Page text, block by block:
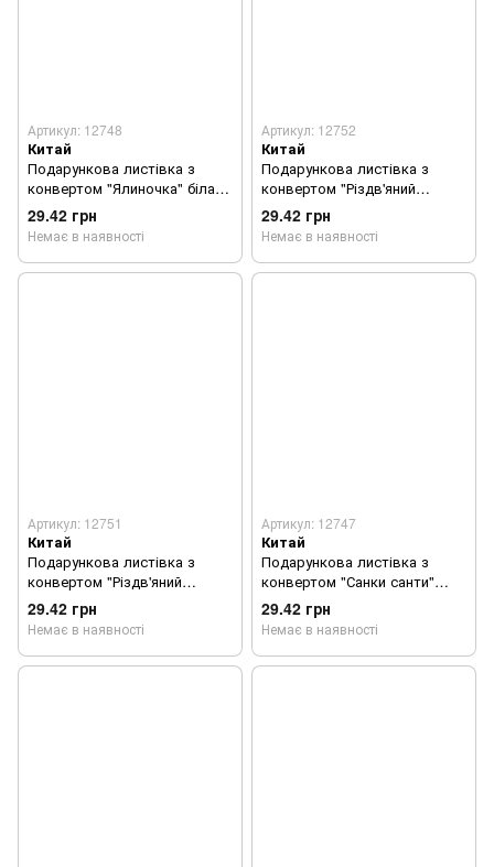
Артикул: 12748
Китай
Подарункова листівка з
конвертом "Ялиночка" біла з
3D аплікацією та глітером 1
шт.
29.42 грн
Немає в наявності
Артикул: 12752
Китай
Подарункова листівка з
конвертом "Різдв'яний
віночок" червона з 3D
аплікацією та глітером 1 шт.
29.42 грн
Немає в наявності
Артикул: 12751
Китай
Подарункова листівка з
конвертом "Різдв'яний
віночок" червона з 3D
аплікацією та глітером 1 шт.
29.42 грн
Немає в наявності
Артикул: 12747
Китай
Подарункова листівка з
конвертом "Санки санти"
бірюзова з 3D аплікацією та
глітером 1 шт.
29.42 грн
Немає в наявності